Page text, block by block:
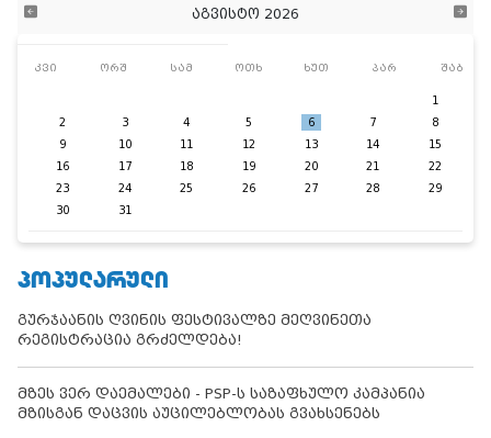
აგვისტო 2026
კვი ორშ სამ ოთხ ხუთ პარ შაბ
1
2
3 4 5 6 7
8
9
10 11 12 13 14
15
16
17 18 19 20 21
22
23
24 25 26 27 28
29
30
31
ᲞᲝᲞᲣᲚᲐᲠᲣᲚᲘ
გურჯაანის ღვინის ფესტივალზე მეღვინეთა
რეგისტრაცია გრძელდება!
მზეს ვერ დაემალები - PSP-ს საზაფხულო კამპანია
მზისგან დაცვის აუცილებლობას გვახსენებს